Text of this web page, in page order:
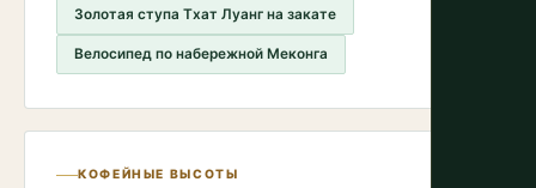
Золотая ступа Тхат Луанг на закате
Велосипед по набережной Меконга
КОФЕЙНЫЕ ВЫСОТЫ